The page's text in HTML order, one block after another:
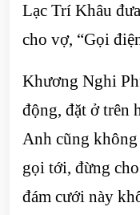
Lạc Trí Khâu
cho vợ, “Gọi
Khương Nghi
động, đặt ở trên
Anh cũng
gọi tới, đừng
đám cưới này